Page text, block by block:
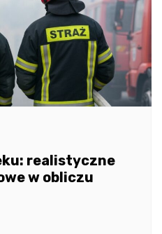
realistyczne
w obliczu